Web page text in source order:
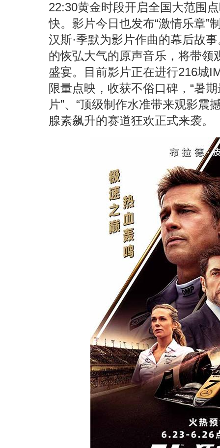
22:30黄金时段开启全国大范围
快。影片今日也发布“激情乐章”
汉斯·季默为影片作曲的幕后故
的恢弘大气的原声音乐，将带领
盛宴。目前影片正在进行216城
限量点映，收获不俗口碑，“暑
片”、“顶级制作水准带来观影震
腺素飙升的赛道狂欢正式来袭。